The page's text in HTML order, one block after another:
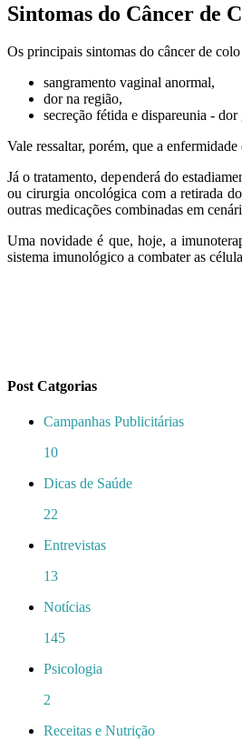
Sintomas do Câncer de
Os principais sintomas do câncer de
sangramento vaginal anormal,
dor na região,
secreção fétida e dispareunia -
Vale ressaltar, porém, que a
Já o tratamento, dependerá do
ou cirurgia oncológica com a retirada
outras medicações combinadas em
Uma novidade é que, hoje, a
sistema imunológico a combater as
Post Catgorias
Campanhas Publicitárias
10
Dicas de Saúde
22
Entrevistas
13
Notícias
145
Psicologia
2
Receitas e Nutrição